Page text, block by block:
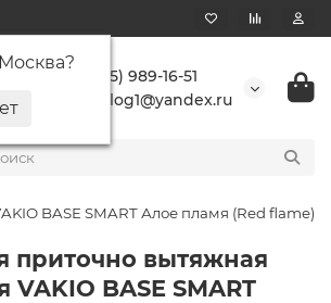
Москва?
+7 (495) 989-16-51
buranlog1@yandex.ru
BASE SMART Алое пламя (Red flame)
приточно вытяжная
VAKIO BASE SMART